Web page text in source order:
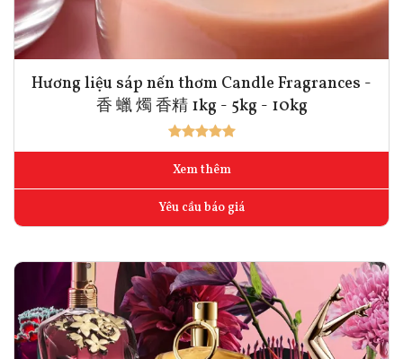
Hương liệu sáp nến thơm Candle Fragrances -
香 蠟 燭 香精 1kg - 5kg - 10kg
Xem thêm
Yêu cầu báo giá